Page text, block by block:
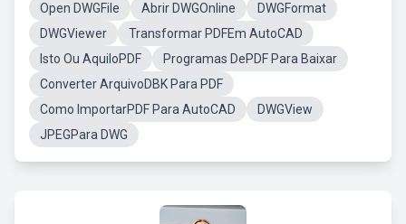
Open DWGFile
Abrir DWGOnline
DWGFormat
DWGViewer
Transformar PDFEm AutoCAD
Isto Ou AquiloPDF
Programas DePDF Para Baixar
Converter ArquivoDBK Para PDF
Como ImportarPDF Para AutoCAD
DWGView
JPEGPara DWG